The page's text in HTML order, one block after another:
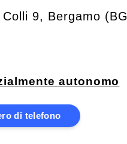
9, Bergamo (BG
autonomo
di telefono